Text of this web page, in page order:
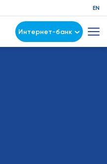
EN
Интернет-банк